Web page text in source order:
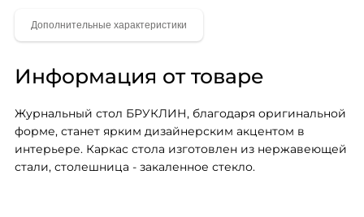
Информация от товаре
Журнальный стол БРУКЛИН, благодаря оригинальной
форме, станет ярким дизайнерским акцентом в
интерьере. Каркас стола изготовлен из нержавеющей
стали, столешница - закаленное стекло.